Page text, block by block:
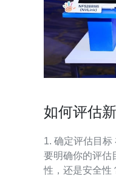
如何评估
1. 确定评估目标 在评估新加坡托管服务器之前，首先
要明确你的评估
性，还是安全性